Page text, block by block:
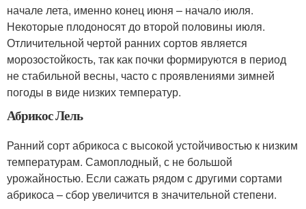
начале лета, именно конец июня – начало июля.
Некоторые плодоносят до второй половины июля.
Отличительной чертой ранних сортов является
морозостойкость, так как почки формируются в период
не стабильной весны, часто с проявлениями зимней
погоды в виде низких температур.
Абрикос Лель
Ранний сорт абрикоса с высокой устойчивостью к низким
температурам. Самоплодный, с не большой
урожайностью. Если сажать рядом с другими сортами
абрикоса – сбор увеличится в значительной степени.